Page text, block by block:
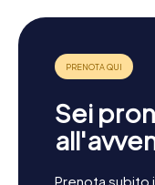
Sei
Prenota subito